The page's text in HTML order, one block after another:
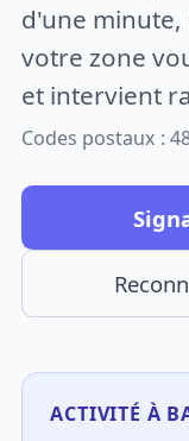
d'une
votre zone
et intervient
Codes postaux :
ACTIVITÉ À